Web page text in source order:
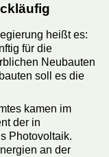
heißt es:
für die
Neubauten
soll es die
kamen im
der in
Photovoltaik.
an der